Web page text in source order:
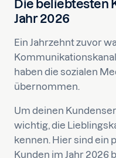
Die beliebtesten
Jahr 2026
Ein Jahrzehnt zuvor
haben die sozialen
übernommen.
Um deinen
wichtig, die
kennen. Hier sind ein
Kunden im Jahr 2026